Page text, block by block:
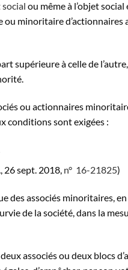
social ou même à l’objetsocial
minoritaire d’actionnaires
supérieure à celle de l’autre,
ou actionnaires
conditions sont exigées :
26 sept. 2018, n° 16-21825)
des associés minoritaires, en
de la société, dans la
associés ou deux blocs